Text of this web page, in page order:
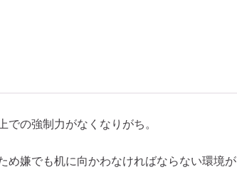
の強制力がなくなりがち。
め嫌でも机に向かわなければならない環境が